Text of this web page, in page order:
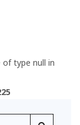
of type null in